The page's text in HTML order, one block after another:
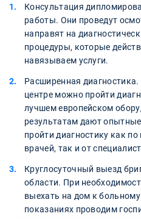
Консультация
работы. Они проведут
направят на
процедуры, которые
навязываем услуги.
Расширенная
центре можно пройти
лучшем европейском
результатам дают
пройти диагностику как
врачей, так и от
Круглосуточный выезд
области. При
выехать на дом к
показаниях проводим